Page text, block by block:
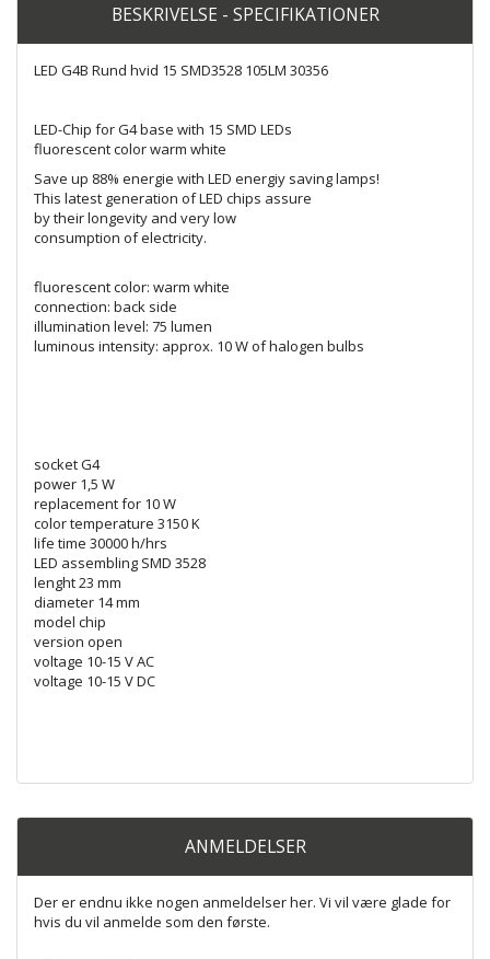
BESKRIVELSE - SPECIFIKATIONER
LED G4B Rund hvid 15 SMD3528 105LM 30356
LED-Chip for G4 base with 15 SMD LEDs
fluorescent color warm white
Save up 88% energie with LED energiy saving lamps!
This latest generation of LED chips assure
by their longevity and very low
consumption of electricity.
fluorescent color: warm white
connection: back side
illumination level: 75 lumen
luminous intensity: approx. 10 W of halogen bulbs
socket G4
power 1,5 W
replacement for 10 W
color temperature 3150 K
life time 30000 h/hrs
LED assembling SMD 3528
lenght 23 mm
diameter 14 mm
model chip
version open
voltage 10-15 V AC
voltage 10-15 V DC
ANMELDELSER
Der er endnu ikke nogen anmeldelser her. Vi vil være glade for
hvis du vil anmelde som den første.